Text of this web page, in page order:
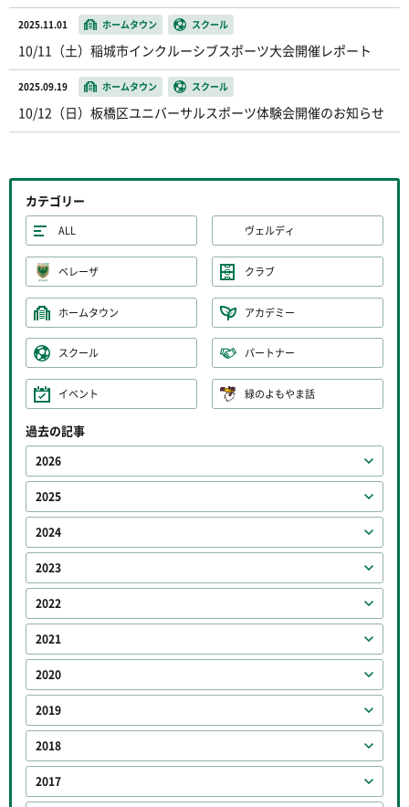
2025.11.01 ホームタウン スクール
10/11（土）稲城市インクルーシブスポーツ大会開催レポート
2025.09.19 ホームタウン スクール
10/12（日）板橋区ユニバーサルスポーツ体験会開催のお知らせ
カテゴリー
ALL ヴェルディ
ベレーザ クラブ
ホームタウン アカデミー
スクール パートナー
イベント 緑のよもやま話
過去の記事
2026
2025
2024
2023
2022
2021
2020
2019
2018
2017